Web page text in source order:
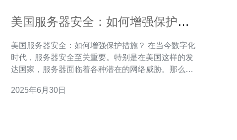
美国服务器安全：如何增强保护措
美国服务器安全：如何增强保护措施？ 在当今数字化
时代，服务器安全至关重要。特别是在美国这样的发
达国家，服务器面临着各种潜在的网络威胁。那么，
整性呢？本文将探讨这一问题。 首先，加强密码保护
2025年6月30日